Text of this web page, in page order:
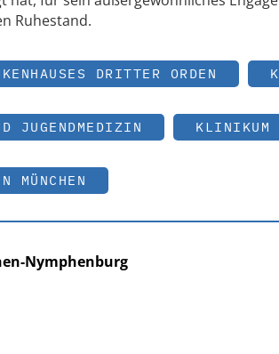
Ruhestand.
DRITTER ORDEN
JUGENDMEDIZIN KLINIKUM
MÜNCHEN
Nymphenburg